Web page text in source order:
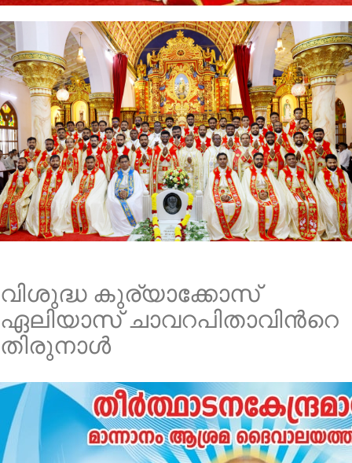
വിശുദ്ധ കുര്യാക്കോസ്
ഏലിയാസ് ചാവറപിതാവിന്‍റെ
തിരുനാള്‍